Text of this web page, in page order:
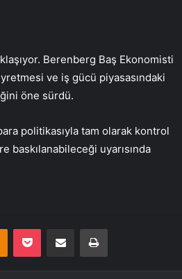
Berenberg Baş Ekonomisti
ve iş gücü piyasasındaki
öne sürdü.
politikasıyla tam olarak kontrol
uyarısında
Odnoklassniki
Pocket E-Posta ile paylaş Yazdır